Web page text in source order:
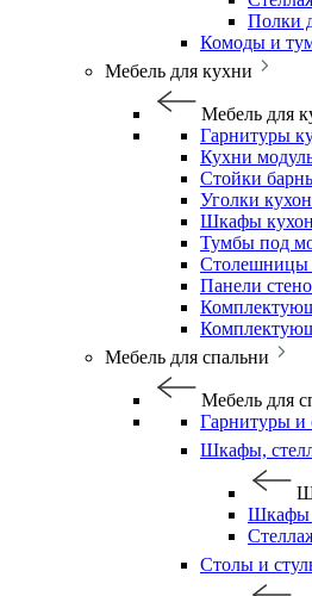
Полки
Комоды и
Мебель для кухни
Мебель для
Гарнитуры
Кухни
Стойки
Уголки
Шкафы
Тумбы под
Столешницы
Панели
Мебель для спальни
Мебель для
Гарнитуры и
Шкафы,
Шкафы
Столы и